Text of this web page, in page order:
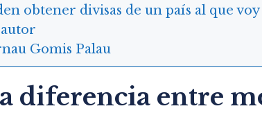
obtener divisas de un país al que voy
Gomis Palau
diferencia entre